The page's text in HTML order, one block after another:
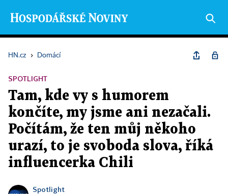
HN.cz › Domácí
SPOTLIGHT
Tam, kde vy s humorem
končíte, my jsme ani nezačali.
Počítám, že ten můj někoho
urazí, to je svoboda slova, říká
influencerka Chili
Spotlight